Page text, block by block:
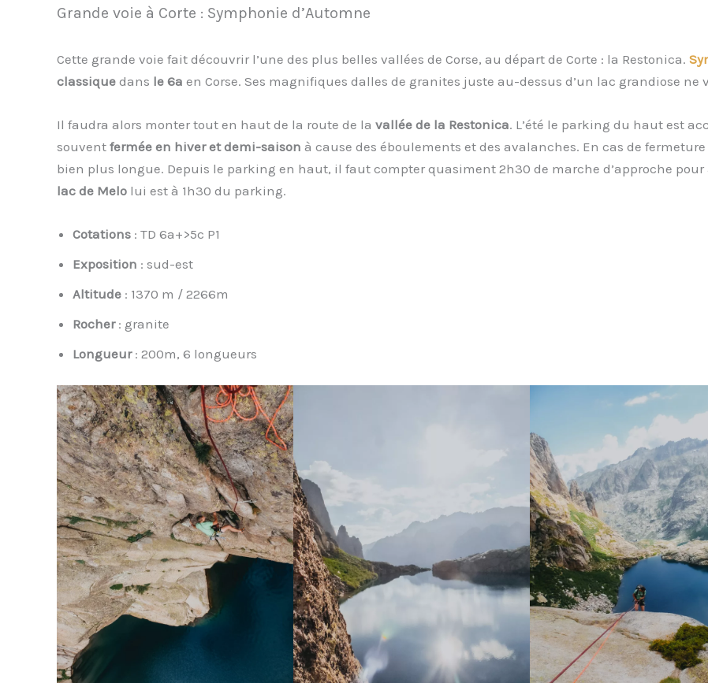
Grande voie à Corte : Symphonie d’Automne
Cette grande voie fait découvrir l’une des plus belles vallées de Corse, au départ de Corte : la Restonica.
classique dans le 6a en Corse. Ses magnifiques dalles de granites juste au-dessus d’un lac grandiose
Il faudra alors monter tout en haut de la route de la vallée de la Restonica. L’été le parking du haut est
souvent fermée en hiver et demi-saison à cause des éboulements et des avalanches. En cas de
bien plus longue. Depuis le parking en haut, il faut compter quasiment 2h30 de marche d’approche
lac de Melo lui est à 1h30 du parking.
Cotations : TD 6a+>5c P1
Exposition : sud-est
Altitude : 1370 m / 2266m
Rocher : granite
Longueur : 200m, 6 longueurs